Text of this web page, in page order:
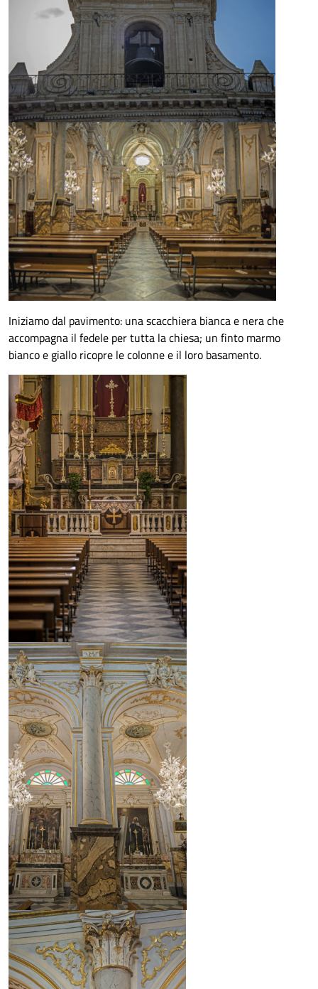
Iniziamo dal pavimento: una scacchiera bianca e nera che
accompagna il fedele per tutta la chiesa; un finto marmo
bianco e giallo ricopre le colonne e il loro basamento.